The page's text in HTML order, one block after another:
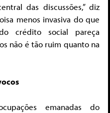
das discussões,” diz
menos invasiva do que
crédito social pareça
não é tão ruim quanto na
emanadas do